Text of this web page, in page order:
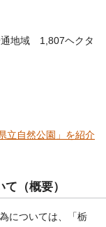
域 1,807ヘクタ
立自然公園」を紹介
（概要）
については、「栃